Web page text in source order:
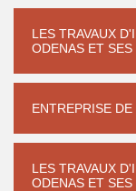
LES TRAVAUX
ODENAS ET
ENTREPRISE DE
LES TRAVAUX
ODENAS ET